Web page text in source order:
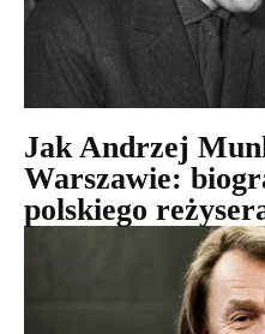
Jak Andrzej
Warszawie:
polskiego